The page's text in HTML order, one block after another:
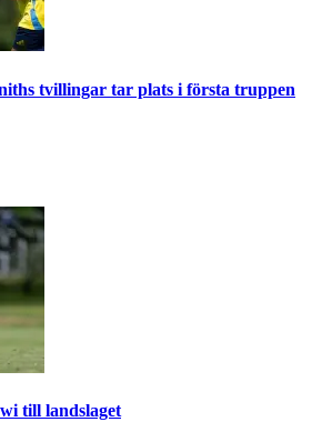
tvillingar tar plats i första truppen
till landslaget